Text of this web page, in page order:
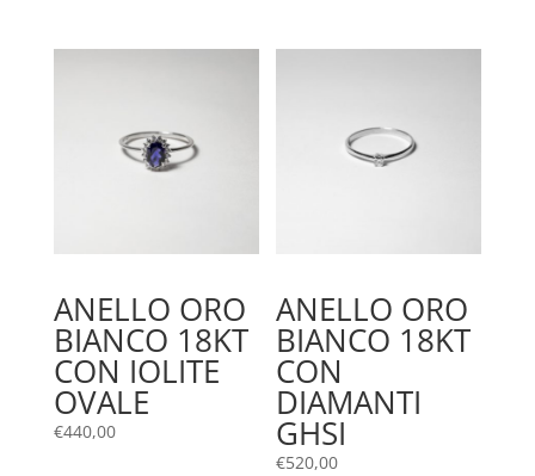
ANELLO ORO
BIANCO 18KT
CON IOLITE
OVALE
€440,00
ANELLO ORO
BIANCO 18KT
CON
DIAMANTI
GHSI
€520,00